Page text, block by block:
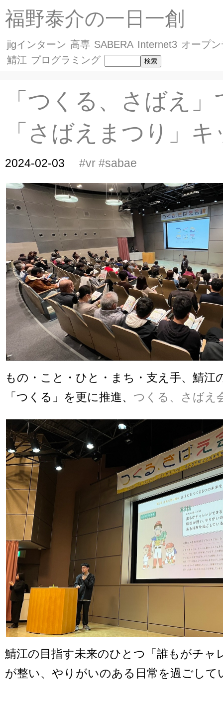
福野泰介の一日一創
jigインターン 高専 SABERA Internet3 オープ
鯖江 プログラミング
「つくる、さばえ
「さばえまつり」
2024-02-03 #vr #sabae
もの・こと・ひと・まち・支え手、鯖江
「つくる」を更に推進、 つくる、さばえ
鯖江の目指す未来のひとつ「誰もがチャ
が整い、やりがいのある日常を過ごして